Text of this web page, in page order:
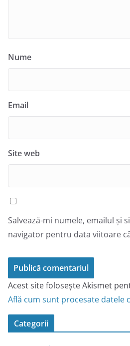
Nume
Email
Site web
Salvează-mi numele, emailul și
navigator pentru data viitoare
Acest site folosește Akismet
Află cum sunt procesate datele
Categorii